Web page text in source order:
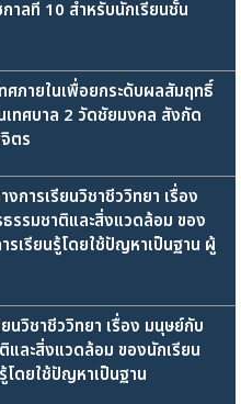
าลที่ 10 สำหรับนักเรียนชั้น
ศภายในเพื่อยกระดับผลสัมฤทธิ์
เทศบาล 2 วัดชัยมงคล สังกัด
ตร
ารเรียนวิชาชีววิทยา เรื่อง
รรมชาติและสิ่งแวดล้อม ของ
เรียนรู้โดยใช้ปัญหาเป็นฐาน ผู้
วิชาชีววิทยา เรื่อง มนุษย์กับ
ละสิ่งแวดล้อม ของนักเรียน
ดยใช้ปัญหาเป็นฐาน